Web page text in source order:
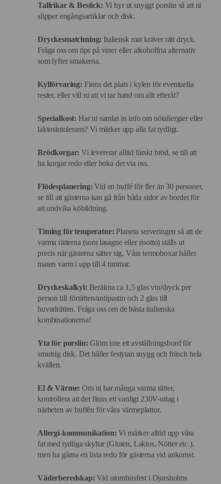
Tallrikar & Bestick: Vi hyr ut snyggt porslin så att ni
slipper engångsartiklar och disk.
Dryckesmatchning: Italiensk mat kräver rätt dryck.
Fråga oss om tips på viner eller alkoholfria alternativ
som lyfter smakerna.
Kylförvaring: Finns det plats i kylen för eventuella
rester, eller vill ni att vi tar hand om allt efteråt?
Specialkost: Har ni samlat in info om nötallergier eller
laktosintolerans? Vi märker upp alla fat tydligt.
Brödkorgar: Vi levererar alltid färskt bröd, se till att
ha korgar redo eller boka det via oss.
Flödesplanering: Vid en buffé för fler än 30 personer,
se till att gästerna kan gå från båda sidor av bordet för
att undvika köbildning.
Timing för temperatur: Planera serveringen så att de
varma rätterna (som lasagne eller risotto) ställs ut
precis när gästerna sätter sig. Våra termoboxar håller
maten varm i upp till 4 timmar.
Dryckeskalkyl: Beräkna ca 1,5 glas vin/dryck per
person till förrätten/antipastin och 2 glas till
huvudrätten. Fråga oss om de bästa italienska
kombinationerna!
Yta för porslin: Glöm inte ett avställningsbord för
smutsig disk. Det håller festytan snygg och fräsch hela
kvällen.
El & Värme: Om ni har många varma rätter,
kontrollera att det finns ett vanligt 230V-uttag i
närheten av buffén för våra värmeplattor.
Allergi-kommunikation: Vi märker alltid upp våra
fat med tydliga skyltar (Gluten, Laktos, Nötter etc.),
men ha gärna en lista redo för gästerna vid ankomst.
Väderberedskap: Vid utomhusfest i Djursholms